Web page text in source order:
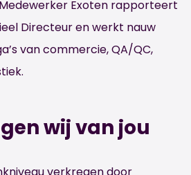
Exoten rapporteert
Directeur en werkt nauw
van commercie, QA/QC,
wij van jou